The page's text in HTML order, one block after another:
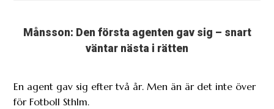
Månsson: Den första agenten gav sig – snart
väntar nästa i rätten
En agent gav sig efter två år. Men än är det inte över
för Fotboll Sthlm.